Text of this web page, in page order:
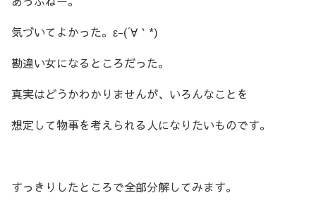
気づいてよかった。ε-(´∀｀*)
勘違い女になるところだった。
真実はどうかわかりませんが、いろんなことを
想定して物事を考えられる人になりたいものです。
すっきりしたところで全部分解してみます。